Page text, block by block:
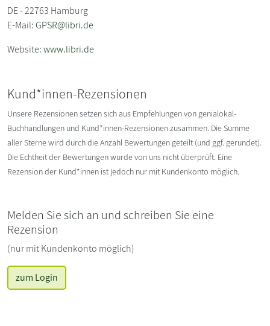
DE - 22763 Hamburg
E-Mail:GPSR@libri.de
Website:www.libri.de
Kund*innen-Rezensionen
Unsere Rezensionen setzen sich aus Empfehlungen von genialokal-
Buchhandlungen und Kund*innen-Rezensionen zusammen. Die Summe
aller Sterne wird durch die Anzahl Bewertungen geteilt (und ggf. gerundet).
Die Echtheit der Bewertungen wurde von uns nicht überprüft. Eine
Rezension der Kund*innen ist jedoch nur mit Kundenkonto möglich.
Melden Sie sich an und schreiben Sie eine
Rezension
(nur mit Kundenkonto möglich)
zum Login